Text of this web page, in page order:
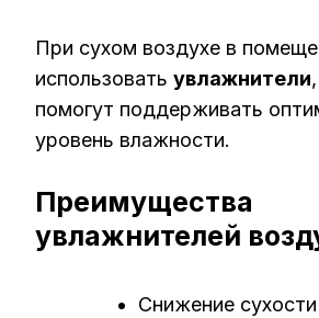
При сухом воздухе в
использовать увлажнители
помогут поддерживать
уровень влажности.
Преимущества
увлажнителей
Снижение